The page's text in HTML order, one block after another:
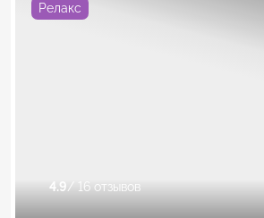
Релакс
4.9/ 16 отзывов